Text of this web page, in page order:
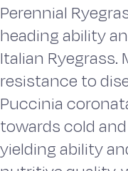
Perennial
heading ability
Italian Ryegrass.
resistance to
Puccinia
towards cold
yielding ability